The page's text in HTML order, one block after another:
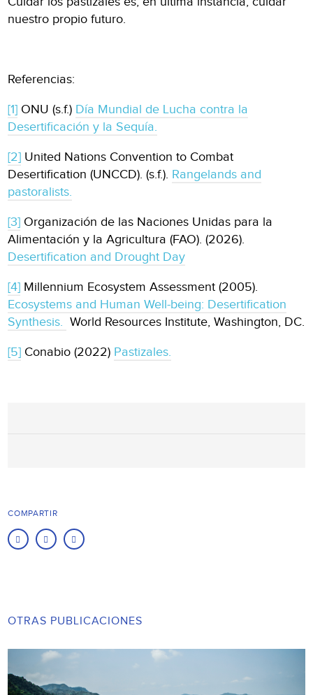
nuestro propio futuro.
Referencias:
[1] ONU (s.f.) Día Mundial de Lucha contra la
Desertificación y la Sequía.
[2] United Nations Convention to Combat
Desertification (UNCCD). (s.f.). Rangelands and
pastoralists.
[3] Organización de las Naciones Unidas para la
Alimentación y la Agricultura (FAO). (2026).
Desertification and Drought Day
[4] Millennium Ecosystem Assessment (2005).
Ecosystems and Human Well-being: Desertification
Synthesis. World Resources Institute, Washington, DC.
[5] Conabio (2022) Pastizales.
COMPARTIR
OTRAS PUBLICACIONES